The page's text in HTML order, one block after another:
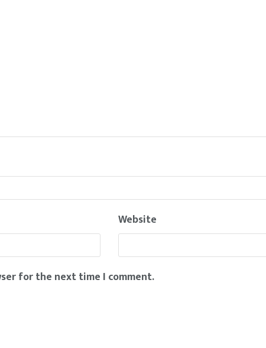
Website
for the next time I comment.